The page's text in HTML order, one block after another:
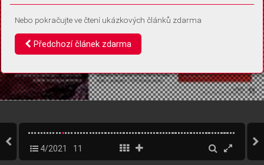
4/2021 11
Nebo pokračujte ve čtení ukázkových článků zdarma
Předchozí článek zdarma